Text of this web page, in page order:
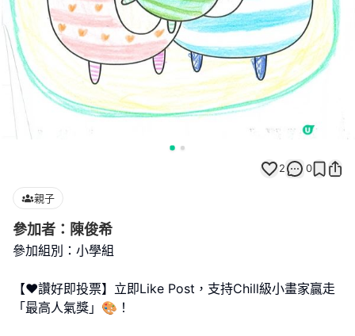
2 0
親子
參加者：陳俊希
參加組別：小學組
【❤️讚好即投票】立即Like Post，支持Chill級小畫家贏走
「最高人氣獎」🎨！